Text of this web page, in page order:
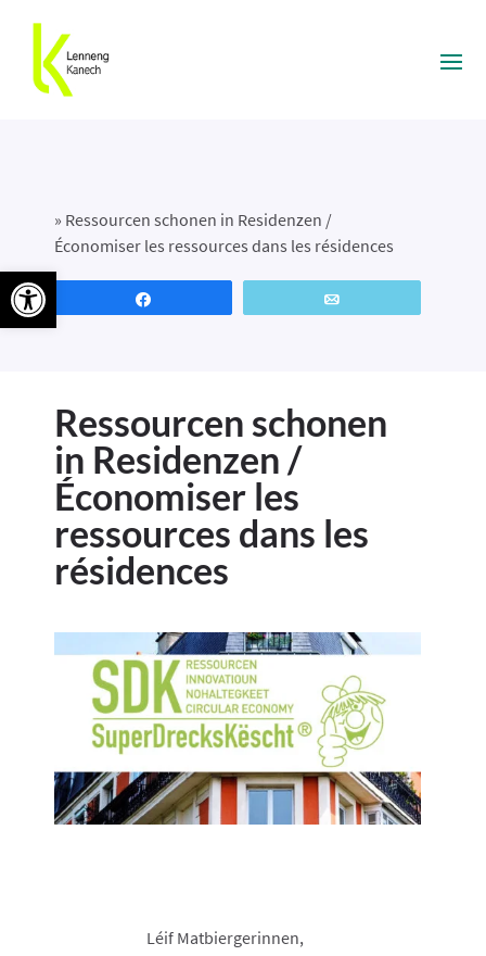
» Ressourcen schonen in Residenzen /
Économiser les ressources dans les résidences
Ressourcen schonen
in Residenzen /
Économiser les
ressources dans les
résidences
Léif Matbiergerinnen,
Ouvrir la barre d’outils